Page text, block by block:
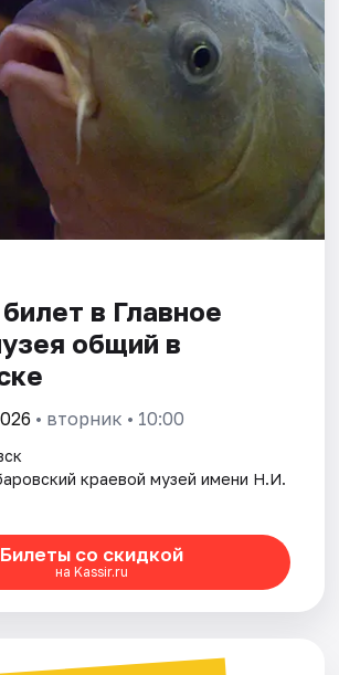
в Главное
общий в
• вторник • 10:00
краевой музей имени Н.И.
Билеты со скидкой
на Kassir.ru